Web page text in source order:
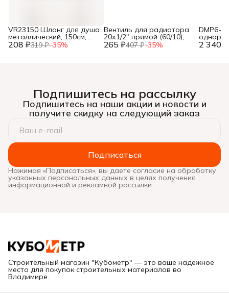
208 ₽319 ₽−35%
VR23150 Шланг для душа
металлический, 150см,
упак. блистер ТМ "VIEIR" 265 ₽407 ₽−35%
Вентиль для радиатора
20х1/2" прямой (60/10),
2 340 ₽
DMP6-
ванны
Подпишитесь на рассылку
Подпишитесь на наши акции и новости и
получите скидку на следующий заказ
Подписаться
Нажимая «Подписаться», вы даете согласие на обработку
указанных персональных данных в целях получения
информационной и рекламной рассылки
Строительный магазин "Кубометр" — это ваше надежное
место для покупок строительных материалов во
Владимире.